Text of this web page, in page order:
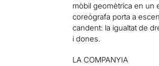
mòbil geomètrica en un
coreògrafa porta a
candent: la igualtat de
i dones.
LA COMPANYIA